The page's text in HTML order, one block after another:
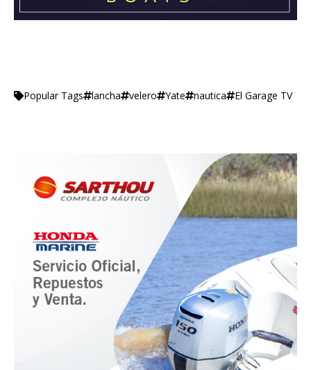
Popular Tags lancha velero Yate nautica El Garage TV